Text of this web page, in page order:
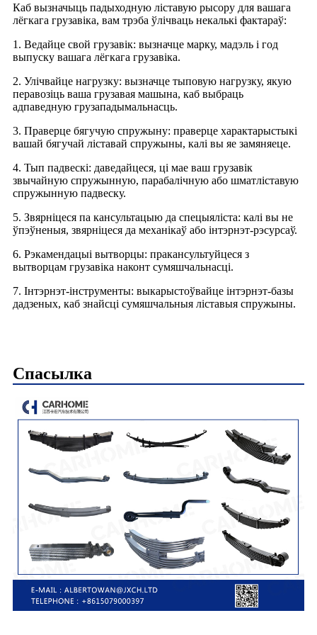
Каб вызначыць падыходную ліставую рысору для вашага
лёгкага грузавіка, вам трэба ўлічваць некалькі фактараў:
1. Ведайце свой грузавік: вызначце марку, мадэль і год
выпуску вашага лёгкага грузавіка.
2. Улічвайце нагрузку: вызначце тыповую нагрузку, якую
перавозіць ваша грузавая машына, каб выбраць
адпаведную грузападымальнасць.
3. Праверце бягучую спружыну: праверце характарыстыкі
вашай бягучай ліставай спружыны, калі вы яе замяняеце.
4. Тып падвескі: даведайцеся, ці мае ваш грузавік
звычайную спружынную, парабалічную або шматліставую
спружынную падвеску.
5. Звярніцеся па кансультацыю да спецыяліста: калі вы не
ўпэўненыя, звярніцеся да механікаў або інтэрнэт-рэсурсаў.
6. Рэкамендацыі вытворцы: пракансультуйцеся з
вытворцам грузавіка наконт сумяшчальнасці.
7. Інтэрнэт-інструменты: выкарыстоўвайце інтэрнэт-базы
дадзеных, каб знайсці сумяшчальныя ліставыя спружыны.
Спасылка